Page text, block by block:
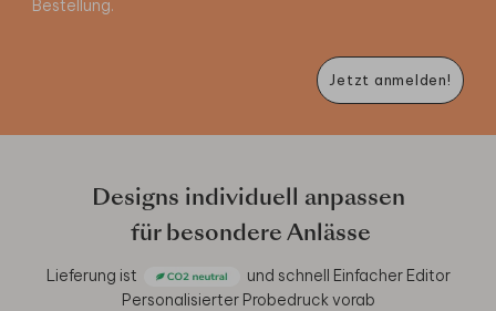
Bestellung.
Jetzt anmelden!
Designs individuell anpassen
für besondere Anlässe
Lieferung ist und schnell Einfacher Editor
Personalisierter Probedruck vorab